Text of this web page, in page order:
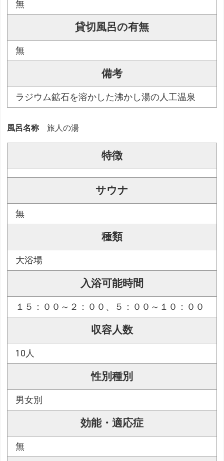
無
貸切風呂の有無
無
備考
ラジウム鉱石を溶かした沸かし湯の人工温泉
風呂名称 旅人の湯
特徴
サウナ
無
種類
大浴場
入浴可能時間
１５：００～２：００、５：００～１０：００
収容人数
10人
性別種別
男女別
効能・適応症
無